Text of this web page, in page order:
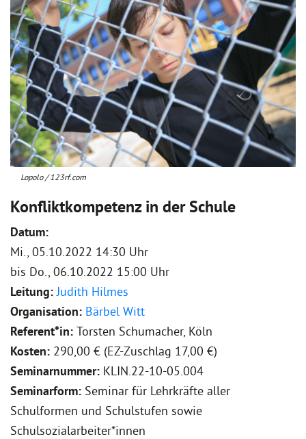
Lopolo / 123rf.com
Konfliktkompetenz in der Schule
Datum:
Mi., 05.10.2022 14:30 Uhr
bis Do., 06.10.2022 15:00 Uhr
Leitung:Judith Hilmes
Organisation: Bärbel Witt
Referent*in: Torsten Schumacher, Köln
Kosten: 290,00 € (EZ-Zuschlag 17,00 €)
Seminarnummer: KLIN.22-10-05.004
Seminarform: Seminar für Lehrkräfte aller
Schulformen und Schulstufen sowie
Schulsozialarbeiter*innen